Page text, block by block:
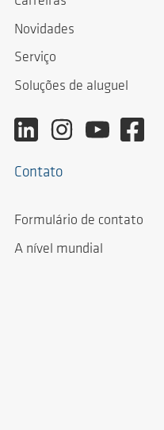
Novidades
Serviço
Soluções de aluguel
Contato
Formulário de contato
A nível mundial